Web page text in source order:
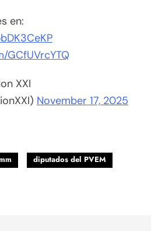
en:
XXI
November 17, 2025
diputados del PVEM